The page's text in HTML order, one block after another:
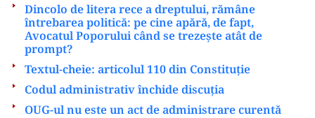
Dincolo de litera rece a dreptului, rămâne
întrebarea politică: pe cine apără, de fapt,
Avocatul Poporului când se trezește atât de
prompt?
Textul-cheie: articolul 110 din Constituție
Codul administrativ închide discuția
OUG-ul nu este un act de administrare curentă